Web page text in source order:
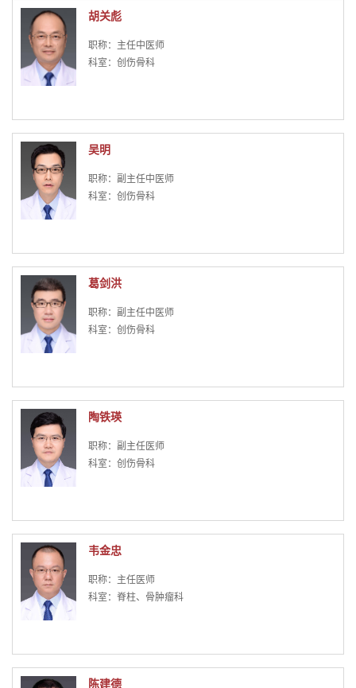
胡关彪
职称：主任中医师
科室：创伤骨科
吴明
职称：副主任中医师
科室：创伤骨科
葛剑洪
职称：副主任中医师
科室：创伤骨科
陶铁瑛
职称：副主任医师
科室：创伤骨科
韦金忠
职称：主任医师
科室：脊柱、骨肿瘤科
陈建德